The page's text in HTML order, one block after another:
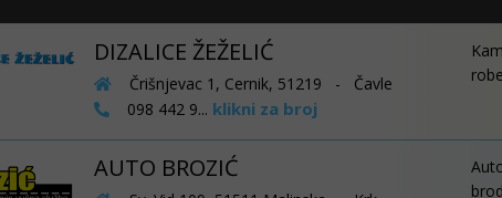
DIZALICE ŽEŽELIĆ
Črišnjevac 1, Cernik, 51219 - Čavle
098 442 9... klikni za broj
AUTO BROZIĆ